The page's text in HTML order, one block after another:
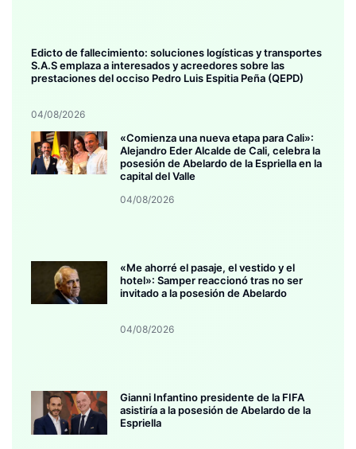
Edicto de fallecimiento: soluciones logísticas y transportes
S.A.S emplaza a interesados y acreedores sobre las
prestaciones del occiso Pedro Luis Espitia Peña (QEPD)
04/08/2026
«Comienza una nueva etapa para Cali»:
Alejandro Eder Alcalde de Cali, celebra la
posesión de Abelardo de la Espriella en la
capital del Valle
04/08/2026
«Me ahorré el pasaje, el vestido y el
hotel»: Samper reaccionó tras no ser
invitado a la posesión de Abelardo
04/08/2026
Gianni Infantino presidente de la FIFA
asistiría a la posesión de Abelardo de la
Espriella